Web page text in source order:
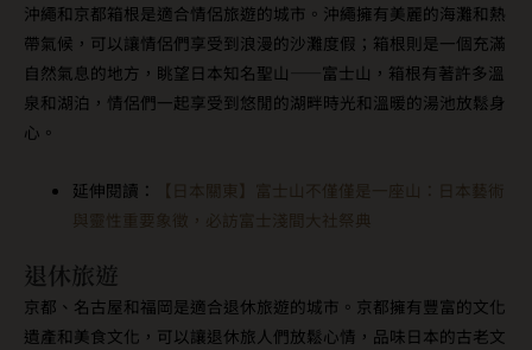
沖繩和京都箱根是適合情侶旅遊的城市。沖繩擁有美麗的海灘和熱
帶氣候，可以讓情侶們享受到浪漫的沙灘度假；箱根則是一個充滿
自然氣息的地方，眺望日本知名聖山——富士山，箱根有著許多溫
泉和湖泊，情侶們一起享受到悠閒的湖畔時光和溫暖的湯池放鬆身
心。
延伸閱讀：
【日本關東】富士山不僅僅是一座山：日本藝術
與靈性重要象徵，必訪富士淺間大社祭典
退休旅遊
京都、名古屋和福岡是適合退休旅遊的城市。京都擁有豐富的文化
遺產和美食文化，可以讓退休旅人們放鬆心情，品味日本的古老文